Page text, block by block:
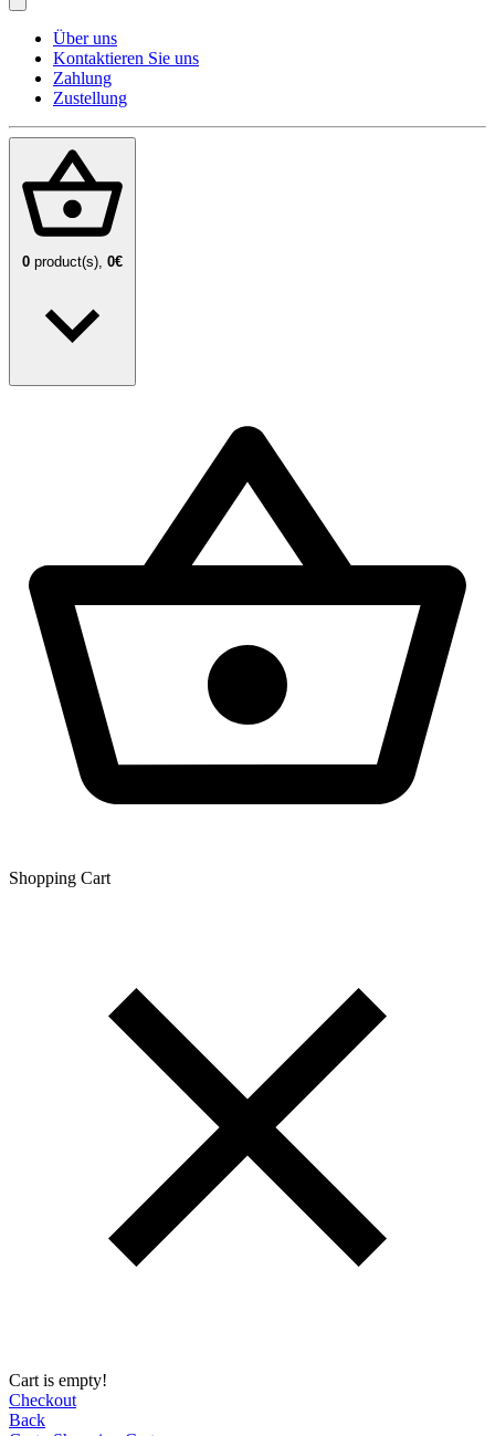
Über uns
Kontaktieren Sie uns
Zahlung
Zustellung
0 product(s), 0€
Shopping Сart
Cart is empty!
Checkout
Back